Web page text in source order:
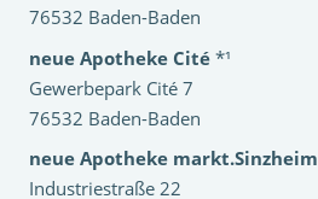
76532 Baden-Baden
neue Apotheke Cité *¹
Gewerbepark Cité 7
76532 Baden-Baden
neue Apotheke markt.Sinzheim
Industriestraße 22